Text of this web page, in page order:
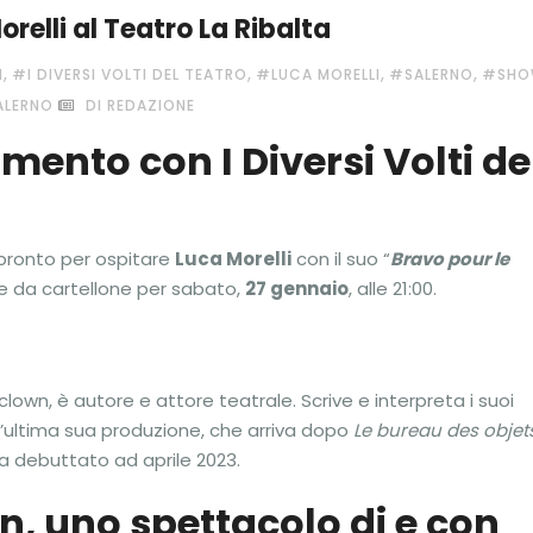
al Teatro La Ribalta
, #I DIVERSI VOLTI DEL TEATRO, #LUCA MORELLI, #SALERNO,
DI REDAZIONE
con I Diversi Volti
per ospitare Luca Morellicon il suo “Bravo pour le
da cartellone per sabato, 27 gennaio, alle 21:00.
è autore e attore teatrale. Scrive e interpreta i suoi
sua produzione, che arriva dopo Le bureau des
debuttato ad aprile 2023.